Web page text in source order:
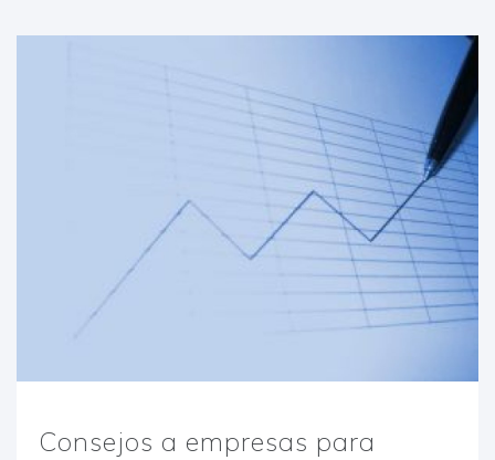
Consejos a empresas para